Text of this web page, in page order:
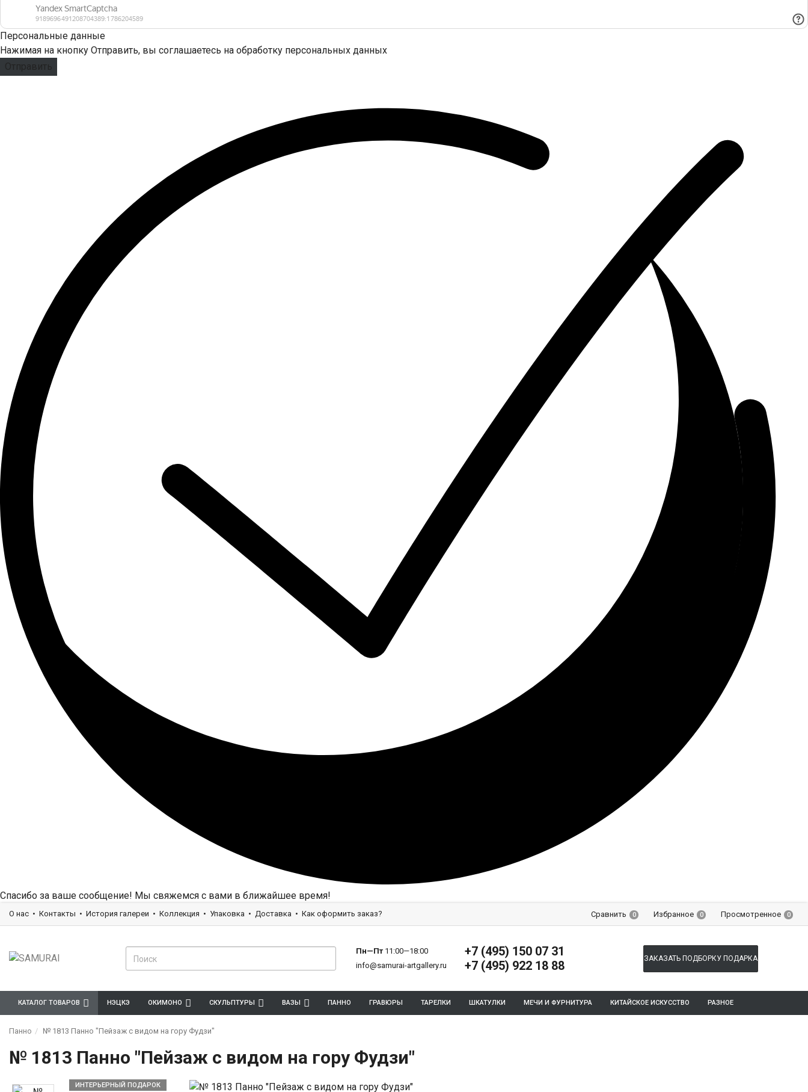
Персональные данные
Нажимая на кнопку Отправить, вы соглашаетесь на обработку персональных данных
Отправить
Спасибо за ваше сообщение! Мы свяжемся с вами в ближайшее время!
О нас Контакты История галереи Коллекция Упаковка Доставка Как оформить заказ? Сравнить 0 Избранное 0 Просмотренное 0
Пн—Пт 11:00—18:00
info@samurai-artgallery.ru
+7 (495) 150 07 31
+7 (495) 922 18 88
ЗАКАЗАТЬ ПОДБОРКУ ПОДАРКА
КАТАЛОГ ТОВАРОВ НЭЦКЭ ОКИМОНО СКУЛЬПТУРЫ ВАЗЫ ПАННО ГРАВЮРЫ ТАРЕЛКИ ШКАТУЛКИ МЕЧИ И ФУРНИТУРА КИТАЙСКОЕ ИСКУССТВО РАЗНОЕ
Панно № 1813 Панно "Пейзаж с видом на гору Фудзи"
№ 1813 Панно "Пейзаж с видом на гору Фудзи"
ИНТЕРЬЕРНЫЙ ПОДАРОК